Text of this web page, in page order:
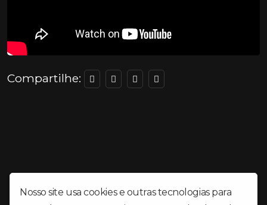
Compartilhe:
Nosso site usa cookies e outras tecnologias para